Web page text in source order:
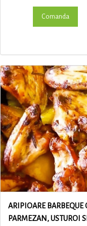
ARIPIOARE BARBEQUE
PARMEZAN, USTUROI